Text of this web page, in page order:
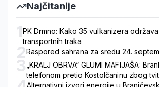
Najčitanije
1PK Drmno: Kako 35 vulkanizera održava
transportnih traka
2Raspored sahrana za sredu 24.
3„KRALJ OBRVA“ GLUMI MAFIJAŠA:
telefonom pretio Kostolčaninu zbog